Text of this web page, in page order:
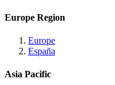
Europe Region
Europe
España
Asia Pacific